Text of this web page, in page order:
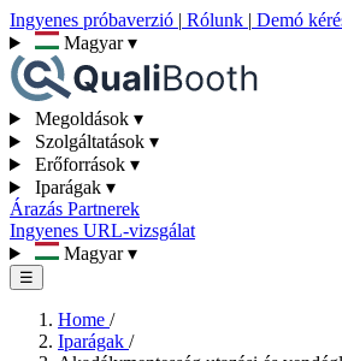
Ingyenes próbaverzió | Rólunk | Demó
Magyar▾
Megoldások ▾
Szolgáltatások ▾
Erőforrások ▾
Iparágak ▾
Árazás Partnerek
Ingyenes URL-vizsgálat
Magyar▾
☰
Home /
Iparágak /